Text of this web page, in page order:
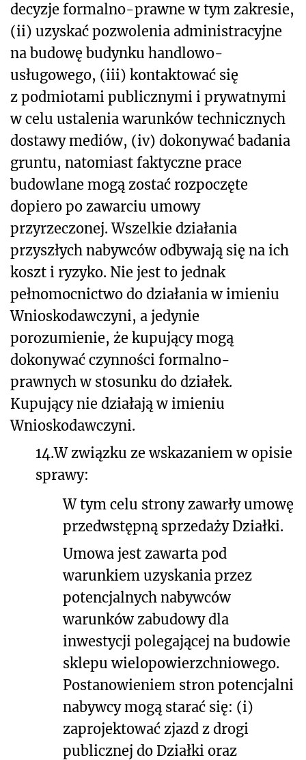
decyzje formalno-prawne w tym zakresie,
(ii) uzyskać pozwolenia administracyjne
na budowę budynku handlowo-
usługowego, (iii) kontaktować się
z podmiotami publicznymi i prywatnymi
w celu ustalenia warunków technicznych
dostawy mediów, (iv) dokonywać badania
gruntu, natomiast faktyczne prace
budowlane mogą zostać rozpoczęte
dopiero po zawarciu umowy
przyrzeczonej. Wszelkie działania
przyszłych nabywców odbywają się na ich
koszt i ryzyko. Nie jest to jednak
pełnomocnictwo do działania w imieniu
Wnioskodawczyni, a jedynie
porozumienie, że kupujący mogą
dokonywać czynności formalno-
prawnych w stosunku do działek.
Kupujący nie działają w imieniu
Wnioskodawczyni.
14.W związku ze wskazaniem w opisie
sprawy:
W tym celu strony zawarły umowę
przedwstępną sprzedaży Działki.
Umowa jest zawarta pod
warunkiem uzyskania przez
potencjalnych nabywców
warunków zabudowy dla
inwestycji polegającej na budowie
sklepu wielopowierzchniowego.
Postanowieniem stron potencjalni
nabywcy mogą starać się: (i)
zaprojektować zjazd z drogi
publicznej do Działki oraz